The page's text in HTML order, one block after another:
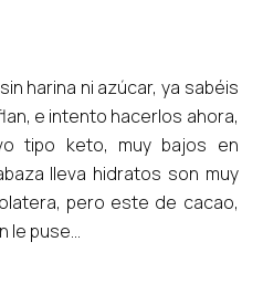
harina ni azúcar, ya sabéis
e intento hacerlos ahora,
tipo keto, muy bajos en
lleva hidratos son muy
pero este de cacao,
le puse...